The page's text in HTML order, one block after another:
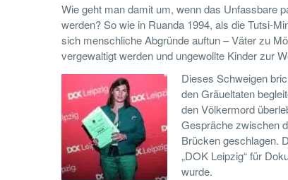
Wie geht man damit um, wenn das Unfassbare
werden? So wie in Ruanda 1994, als die Tutsi-
sich menschliche Abgründe auftun – Väter zu
vergewaltigt werden und ungewollte Kinder zur
Dieses Schweigen
den Gräueltaten
den Völkermord
Gespräche zwischen
Brücken geschlagen.
„DOK Leipzig“ für
wurde.